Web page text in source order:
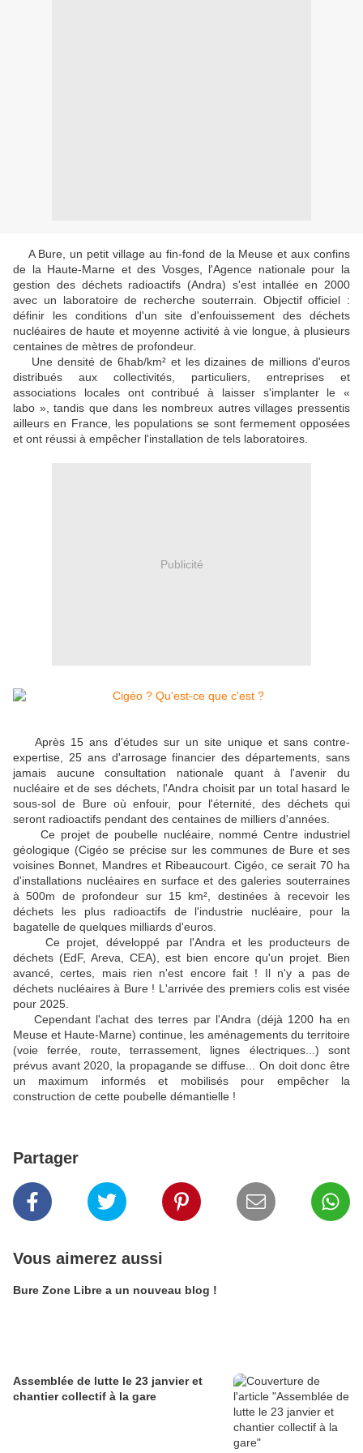
A Bure, un petit village au fin-fond de la Meuse et aux confins
de la Haute-Marne et des Vosges, l'Agence nationale pour la
gestion des déchets radioactifs (Andra) s'est intallée en 2000
avec un laboratoire de recherche souterrain.
Objectif officiel :
définir les conditions d'un site d'enfouissement des déchets
nucléaires de haute et moyenne activité à vie longue, à plusieurs
centaines de mètres de profondeur.
Une densité de 6hab/km² et les dizaines de millions d'euros
distribués aux collectivités, particuliers, entreprises et
associations locales ont contribué à laisser s'implanter le «
labo », tandis que dans les nombreux autres villages pressentis
ailleurs en France, les populations se sont fermement opposées
et ont réussi à empêcher l'installation de tels laboratoires.
Publicité
Après 15 ans d'études sur un site unique et sans contre-
expertise, 25 ans d'arrosage financier des départements, sans
jamais aucune consultation nationale quant à l'avenir du
nucléaire et de ses déchets, l'Andra choisit par un total hasard le
sous-sol de Bure où enfouir, pour l'éternité, des déchets qui
seront radioactifs pendant des centaines de milliers d'années.
Ce projet de poubelle nucléaire, nommé Centre industriel
géologique (Cigéo se précise sur les communes de Bure et ses
voisines Bonnet, Mandres et Ribeaucourt. Cigéo, ce serait 70 ha
d'installations nucléaires en surface et des galeries souterraines
à 500m de profondeur sur 15 km², destinées à recevoir les
déchets les plus radioactifs de l'industrie nucléaire, pour la
bagatelle de quelques milliards d'euros.
Ce projet, développé par l'Andra et les producteurs de
déchets (EdF, Areva, CEA), est bien encore qu'un projet. Bien
avancé, certes, mais rien n'est encore fait ! Il n'y a pas de
déchets nucléaires à Bure ! L'arrivée des premiers colis est visée
pour 2025.
Cependant l'achat des terres par l'Andra (déjà 1200 ha en
Meuse et Haute-Marne) continue, les aménagements du territoire
(voie ferrée, route, terrassement, lignes électriques...) sont
prévus avant 2020, la propagande se diffuse... On doit donc être
un maximum informés et mobilisés pour empêcher la
construction de cette poubelle démantielle !
Partager
Vous aimerez aussi
Bure Zone Libre a un nouveau blog !
Assemblée de lutte le 23 janvier et
chantier collectif à la gare